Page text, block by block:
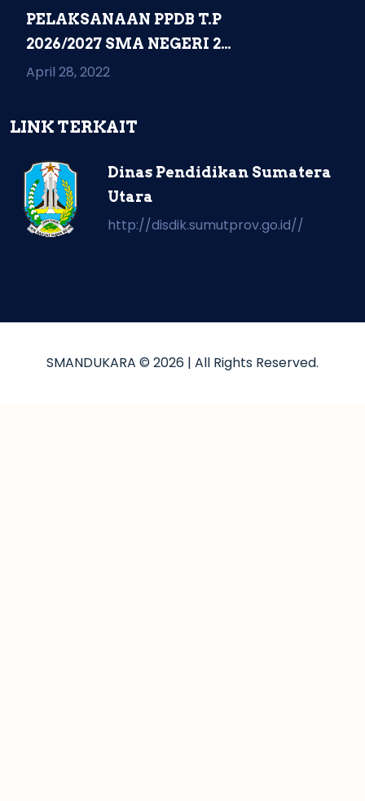
PELAKSANAAN PPDB T.P
2026/2027 SMA NEGERI 2
KAMPUNG RAKYAT...
April 28, 2022
LINK TERKAIT
Dinas Pendidikan Sumatera
Utara
http://disdik.sumutprov.go.id//
SMANDUKARA © 2026 | All Rights Reserved.